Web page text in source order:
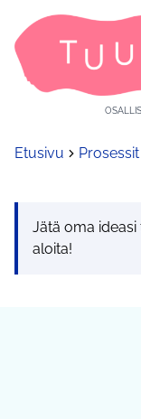
Etusivu Prosessit
Jätä oma
aloita!